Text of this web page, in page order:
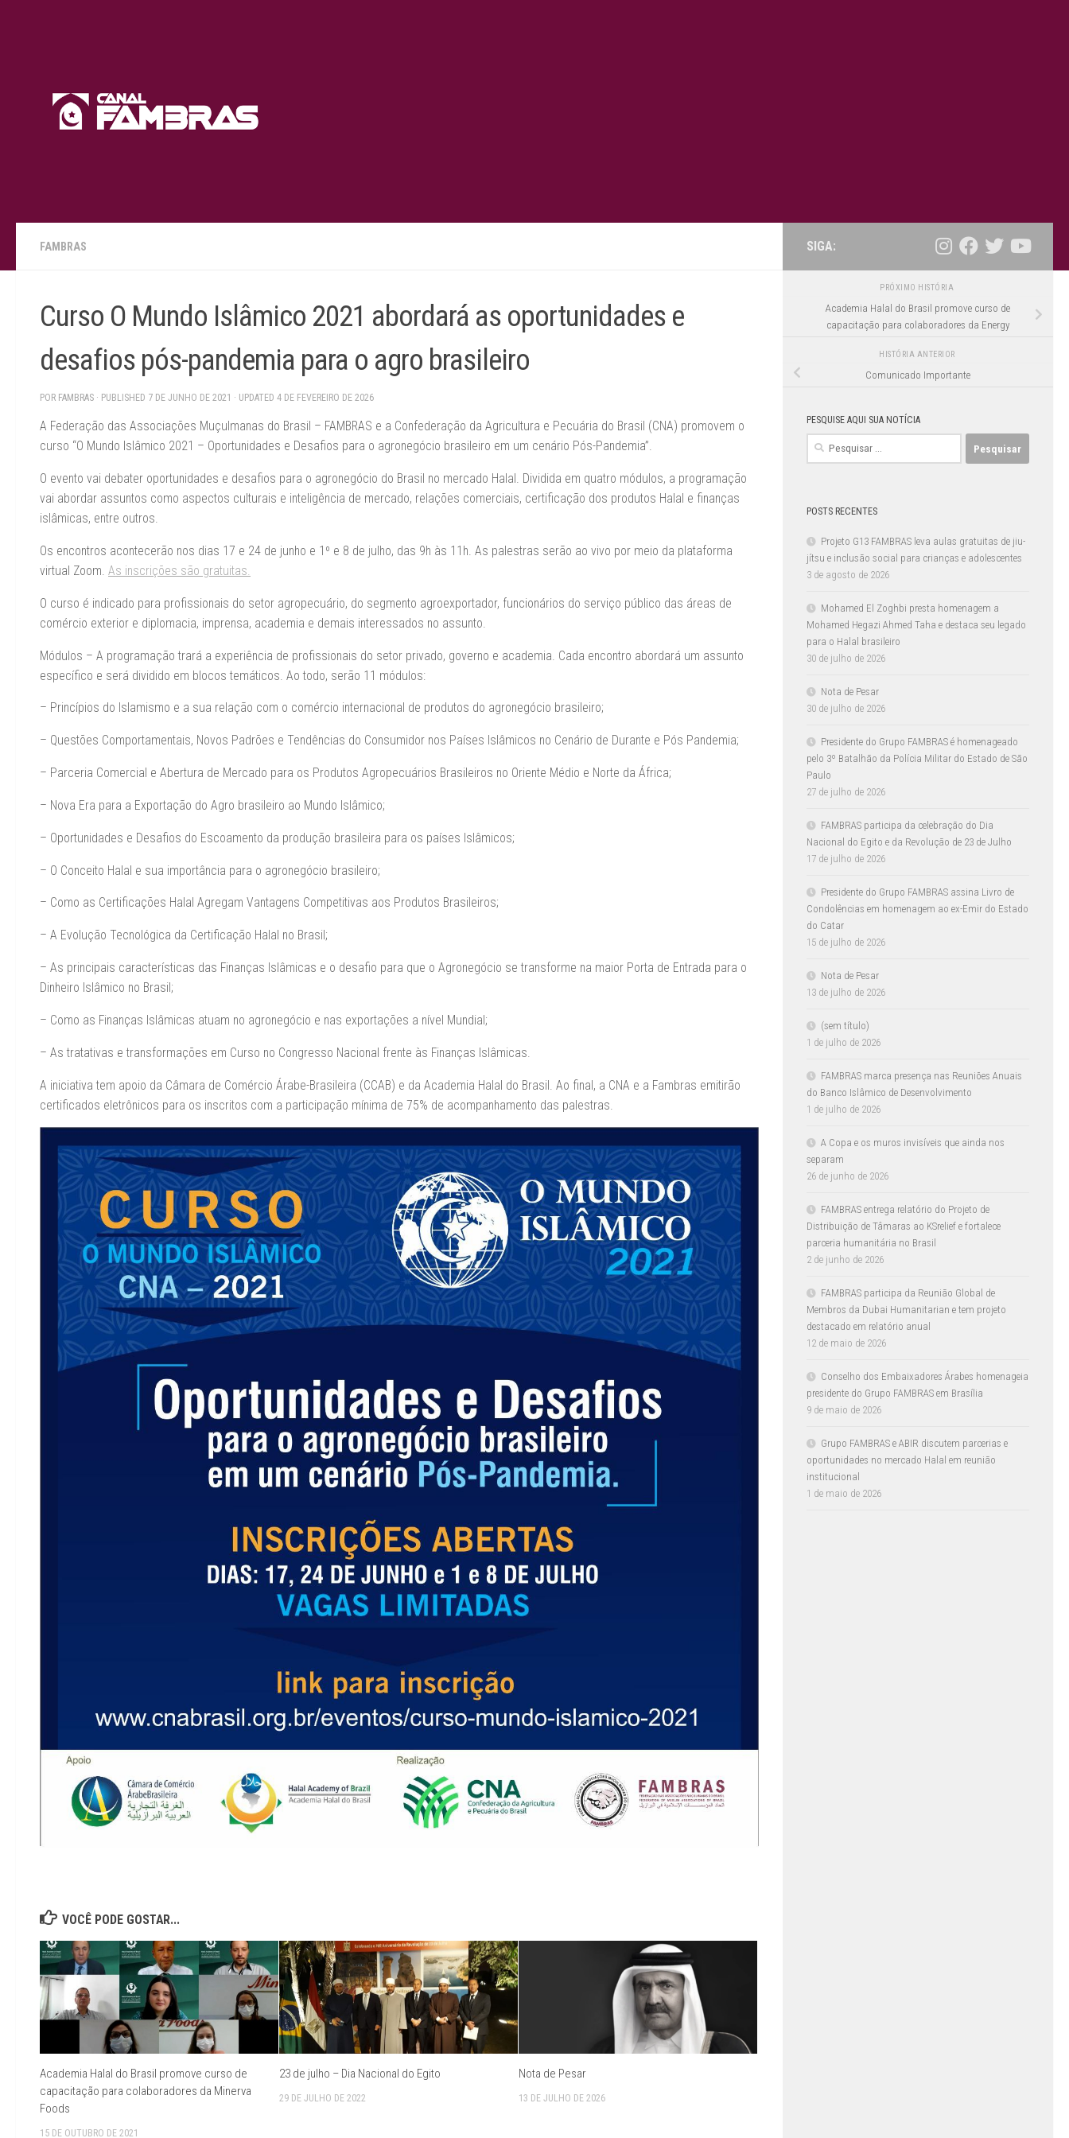
FAMBRAS
Curso O Mundo Islâmico 2021 abordará as oportunidades e
desafios pós-pandemia para o agro brasileiro
POR FAMBRAS · PUBLISHED 7 DE JUNHO DE 2021 · UPDATED 4 DE FEVEREIRO DE 2026
A Federação das Associações Muçulmanas do Brasil – FAMBRAS e a Confederação da Agricultura e Pecuária do Brasil (CNA) promovem o
curso “O Mundo Islâmico 2021 – Oportunidades e Desafios para o agronegócio brasileiro em um cenário Pós-Pandemia”.
O evento vai debater oportunidades e desafios para o agronegócio do Brasil no mercado Halal. Dividida em quatro módulos, a programação
vai abordar assuntos como aspectos culturais e inteligência de mercado, relações comerciais, certificação dos produtos Halal e finanças
islâmicas, entre outros.
Os encontros acontecerão nos dias 17 e 24 de junho e 1º e 8 de julho, das 9h às 11h. As palestras serão ao vivo por meio da plataforma
virtual Zoom. As inscrições são gratuitas.
O curso é indicado para profissionais do setor agropecuário, do segmento agroexportador, funcionários do serviço público das áreas de
comércio exterior e diplomacia, imprensa, academia e demais interessados no assunto.
Módulos – A programação trará a experiência de profissionais do setor privado, governo e academia. Cada encontro abordará um assunto
específico e será dividido em blocos temáticos. Ao todo, serão 11 módulos:
– Princípios do Islamismo e a sua relação com o comércio internacional de produtos do agronegócio brasileiro;
– Questões Comportamentais, Novos Padrões e Tendências do Consumidor nos Países Islâmicos no Cenário de Durante e Pós Pandemia;
– Parceria Comercial e Abertura de Mercado para os Produtos Agropecuários Brasileiros no Oriente Médio e Norte da África;
– Nova Era para a Exportação do Agro brasileiro ao Mundo Islâmico;
– Oportunidades e Desafios do Escoamento da produção brasileira para os países Islâmicos;
– O Conceito Halal e sua importância para o agronegócio brasileiro;
– Como as Certificações Halal Agregam Vantagens Competitivas aos Produtos Brasileiros;
– A Evolução Tecnológica da Certificação Halal no Brasil;
– As principais características das Finanças Islâmicas e o desafio para que o Agronegócio se transforme na maior Porta de Entrada para o
Dinheiro Islâmico no Brasil;
– Como as Finanças Islâmicas atuam no agronegócio e nas exportações a nível Mundial;
– As tratativas e transformações em Curso no Congresso Nacional frente às Finanças Islâmicas.
A iniciativa tem apoio da Câmara de Comércio Árabe-Brasileira (CCAB) e da Academia Halal do Brasil. Ao final, a CNA e a Fambras emitirão
certificados eletrônicos para os inscritos com a participação mínima de 75% de acompanhamento das palestras.
VOCÊ PODE GOSTAR...
Academia Halal do Brasil promove curso de
capacitação para colaboradores da Minerva
Foods
15 DE OUTUBRO DE 2021
23 de julho – Dia Nacional do Egito
29 DE JULHO DE 2022
Nota de Pesar
13 DE JULHO DE 2026
SIGA:
PRÓXIMO HISTÓRIA
Academia Halal do Brasil promove curso de
capacitação para colaboradores da Energy
HISTÓRIA ANTERIOR
Comunicado Importante
PESQUISE AQUI SUA NOTÍCIA
Pesquisar
POSTS RECENTES
Projeto G13 FAMBRAS leva aulas gratuitas de jiu-
jítsu e inclusão social para crianças e adolescentes
3 de agosto de 2026
Mohamed El Zoghbi presta homenagem a
Mohamed Hegazi Ahmed Taha e destaca seu legado
para o Halal brasileiro
30 de julho de 2026
Nota de Pesar
30 de julho de 2026
Presidente do Grupo FAMBRAS é homenageado
pelo 3º Batalhão da Polícia Militar do Estado de São
Paulo
27 de julho de 2026
FAMBRAS participa da celebração do Dia
Nacional do Egito e da Revolução de 23 de Julho
17 de julho de 2026
Presidente do Grupo FAMBRAS assina Livro de
Condolências em homenagem ao ex-Emir do Estado
do Catar
15 de julho de 2026
Nota de Pesar
13 de julho de 2026
(sem título)
1 de julho de 2026
FAMBRAS marca presença nas Reuniões Anuais
do Banco Islâmico de Desenvolvimento
1 de julho de 2026
A Copa e os muros invisíveis que ainda nos
separam
26 de junho de 2026
FAMBRAS entrega relatório do Projeto de
Distribuição de Tâmaras ao KSrelief e fortalece
parceria humanitária no Brasil
2 de junho de 2026
FAMBRAS participa da Reunião Global de
Membros da Dubai Humanitarian e tem projeto
destacado em relatório anual
12 de maio de 2026
Conselho dos Embaixadores Árabes homenageia
presidente do Grupo FAMBRAS em Brasília
9 de maio de 2026
Grupo FAMBRAS e ABIR discutem parcerias e
oportunidades no mercado Halal em reunião
institucional
1 de maio de 2026